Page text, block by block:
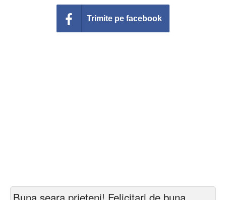
Trimite pe facebook